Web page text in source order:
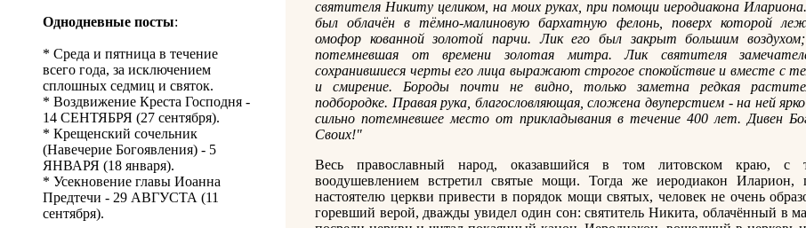
Однодневные посты:
* Среда и пятница в течение
всего года, за исключением
сплошных седмиц и святок.
* Воздвижение Креста Господня -
14 СЕНТЯБРЯ (27 сентября).
* Крещенский сочельник
(Навечерие Богоявления) - 5
ЯНВАРЯ (18 января).
* Усекновение главы Иоанна
Предтечи - 29 АВГУСТА (11
сентября).
святителя Никиту целиком, на моих руках, при помощи иеродиакона
был облачён в тёмно-малиновую бархатную фелонь, поверх которой
омофор кованной золотой парчи. Лик его был закрыт большим
потемневшая от времени золотая митра. Лик святителя
сохранившиеся черты его лица выражают строгое спокойствие и вместе с
и смирение. Бороды почти не видно, только заметна редкая
подбородке. Правая рука, благословляющая, сложена двуперстием - на ней
сильно потемневшее место от прикладывания в течение 400 лет. Дивен
Своих!"
Весь православный народ, оказавшийся в том литовском краю, с
воодушевлением встретил святые мощи. Тогда же иеродиакон Иларион,
настоятелю церкви привести в порядок мощи святых, человек не очень
горевший верой, дважды увидел один сон: святитель Никита, облачённый в